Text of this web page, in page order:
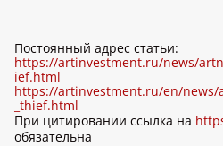
Постоянный адрес статьи:
https://artinvestment.ru/news/
ief.html
https://artinvestment.ru/en/news/
_thief.html
При цитировании ссылка на
обязательна